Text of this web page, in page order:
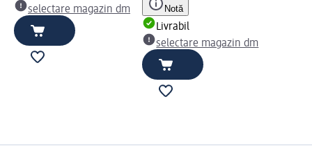
selectare magazin dm
Notă
Livrabil
selectare magazin dm